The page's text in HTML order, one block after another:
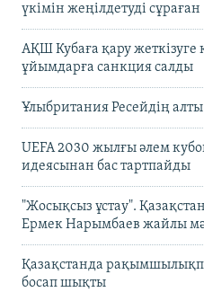
үкімін жеңілдетуді сұраған
АҚШ Кубаға қару
ұйымдарға санкция салды
Ұлыбритания Ресейдің
UEFA 2030 жылғы әлем
идеясынан бас тартпайды
"Жосықсыз ұстау".
Ермек Нарымбаев жайлы
Қазақстанда
босап шықты